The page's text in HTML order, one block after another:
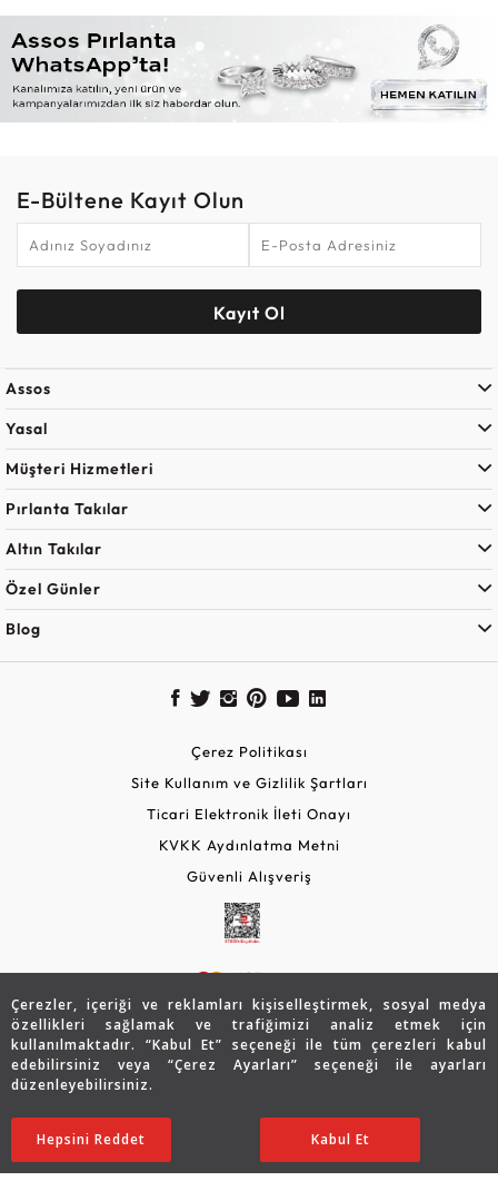
Çerezler, içeriği ve reklamları kişiselleştirmek, sosyal medya
özellikleri sağlamak ve trafiğimizi analiz etmek için
kullanılmaktadır. “Kabul Et” seçeneği ile tüm çerezleri kabul
edebilirsiniz veya “Çerez Ayarları” seçeneği ile ayarları
düzenleyebilirsiniz.
Ayarları Düzenle
Hepsini Reddet Kabul Et
54.338 TL
27.169TL SATIN ALIN
E-Bültene Kayıt Olun
Kayıt Ol
Assos
Yasal
Müşteri Hizmetleri
Pırlanta Takılar
Altın Takılar
Özel Günler
Blog
© 2026 Assos Diamond
Çerez Politikası
Site Kullanım ve Gizlilik Şartları
Ticari Elektronik İleti Onayı
KVKK Aydınlatma Metni
Güvenli Alışveriş
Copyright © 2026 Assos Pırlanta - Bu sitenin tüm hakları